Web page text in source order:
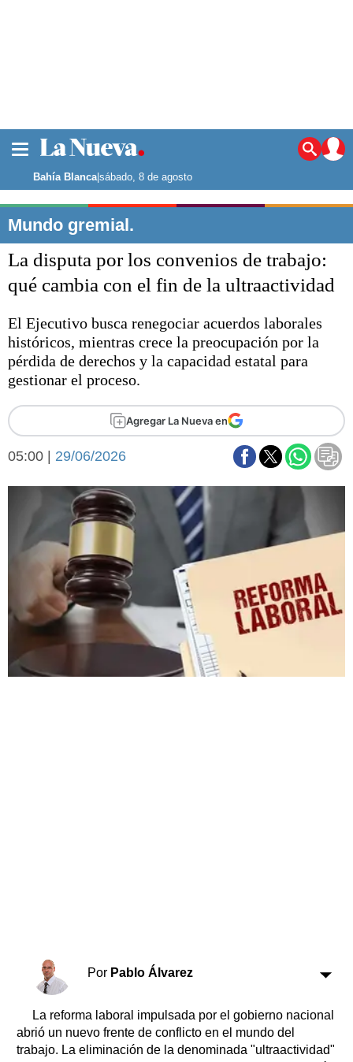
Noticias
La ciudad
Punta Alta
El mundo
Seguridad
Deportes
Escenario Olímpico
Liga del Sur
Básquetbol
Federal A
Arte y cultura
Aplausos
Economía y finanzas
Con el campo
Espacio empresas
Sociedad y tiempo
libre
Sociedad
Tecnología
Turismo
Salud
Es viral
Fúnebres
Bahía Blanca|sábado, 8 de agosto
Mundo gremial.
La disputa por los convenios de trabajo:
qué cambia con el fin de la ultraactividad
El Ejecutivo busca renegociar acuerdos laborales
históricos, mientras crece la preocupación por la
pérdida de derechos y la capacidad estatal para
gestionar el proceso.
Agregar La Nueva en
05:00 | 29/06/2026
Por Pablo Álvarez
La reforma laboral impulsada por el gobierno nacional
abrió un nuevo frente de conflicto en el mundo del
trabajo. La eliminación de la denominada "ultraactividad"